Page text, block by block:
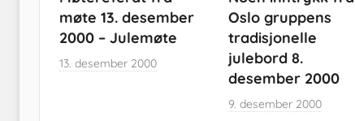
møte 13. desember
2000 – Julemøte
13. desember 2000
Oslo gruppens
tradisjonelle
julebord 8.
desember 2000
9. desember 2000